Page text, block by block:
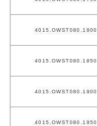
4015.OWST080.1800
4015.OWST080.1850
4015.OWST080.1900
4015.OWST080.1950